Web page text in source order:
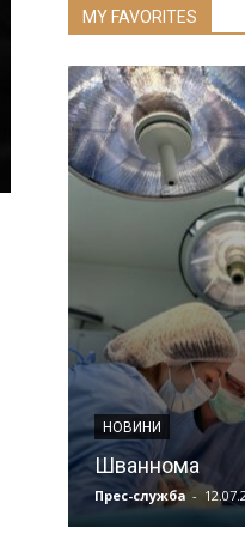
MY FAVORITES
НОВИНИ
Шваннома
Прес-служба -